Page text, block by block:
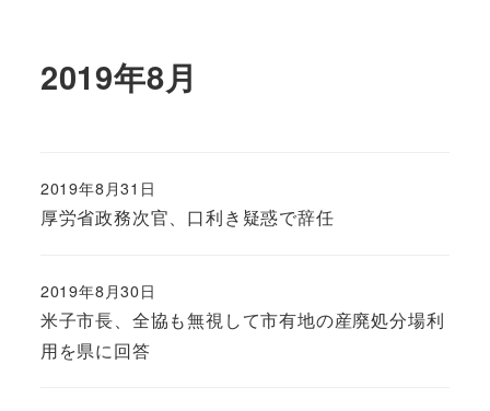
2019年8月
厚労省政務次官、口利き疑惑で辞任
2019年8月31日
米子市長、全協も無視して市有地の産廃処分場利
用を県に回答
2019年8月30日